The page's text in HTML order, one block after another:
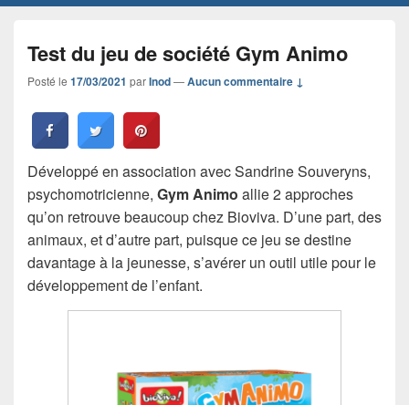
Test du jeu de société Gym Animo
Posté le 17/03/2021 parInod—Aucun commentaire ↓
Développé en association avec Sandrine Souveryns,
psychomotricienne, Gym Animo allie 2 approches
qu’on retrouve beaucoup chez Bioviva. D’une part, des
animaux, et d’autre part, puisque ce jeu se destine
davantage à la jeunesse, s’avérer un outil utile pour le
développement de l’enfant.